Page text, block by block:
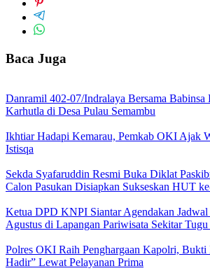
Baca Juga
Danramil 402-07/Indralaya Bersama Babinsa
Karhutla di Desa Pulau Semambu
Ikhtiar Hadapi Kemarau, Pemkab OKI Ajak
Istisqa
Sekda Syafaruddin Resmi Buka Diklat
Calon Pasukan Disiapkan Sukseskan HUT
Ketua DPD KNPI Siantar Agendakan
Agustus di Lapangan Pariwisata Sekitar
Polres OKI Raih Penghargaan Kapolri,
Hadir” Lewat Pelayanan Prima